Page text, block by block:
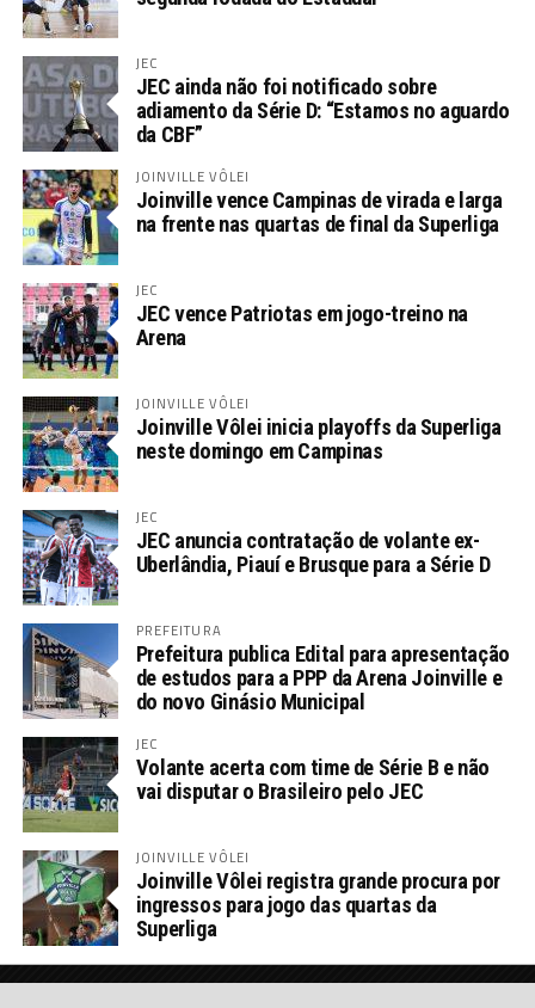
JEC
JEC ainda não foi notificado sobre
adiamento da Série D: “Estamos no aguardo
da CBF”
JOINVILLE VÔLEI
Joinville vence Campinas de virada e larga
na frente nas quartas de final da Superliga
JEC
JEC vence Patriotas em jogo-treino na
Arena
JOINVILLE VÔLEI
Joinville Vôlei inicia playoffs da Superliga
neste domingo em Campinas
JEC
JEC anuncia contratação de volante ex-
Uberlândia, Piauí e Brusque para a Série D
PREFEITURA
Prefeitura publica Edital para apresentação
de estudos para a PPP da Arena Joinville e
do novo Ginásio Municipal
JEC
Volante acerta com time de Série B e não
vai disputar o Brasileiro pelo JEC
JOINVILLE VÔLEI
Joinville Vôlei registra grande procura por
ingressos para jogo das quartas da
Superliga